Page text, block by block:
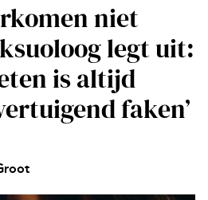
niet
legt uit:
is altijd
faken’